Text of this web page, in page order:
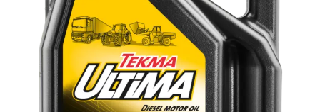
Lichide Întreținere
Lichide Întreținere Autoturisme
Lichide Întreținere Camioane
Lichide Întreținere Motociclete
Lichide Întreținere Utilaje